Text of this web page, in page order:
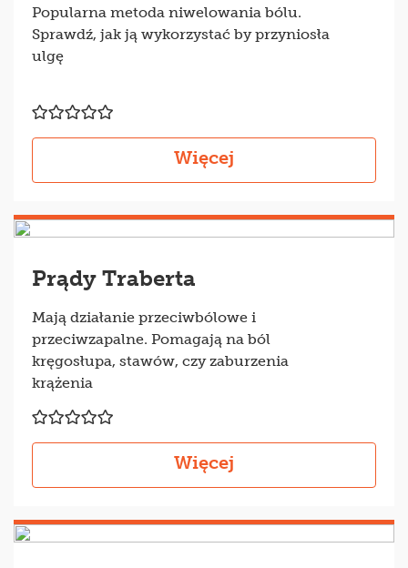
Popularna metoda niwelowania bólu.
Sprawdź, jak ją wykorzystać by przyniosła
ulgę
Więcej
Prądy Traberta
Mają działanie przeciwbólowe i
przeciwzapalne. Pomagają na ból
kręgosłupa, stawów, czy zaburzenia
krążenia
Więcej